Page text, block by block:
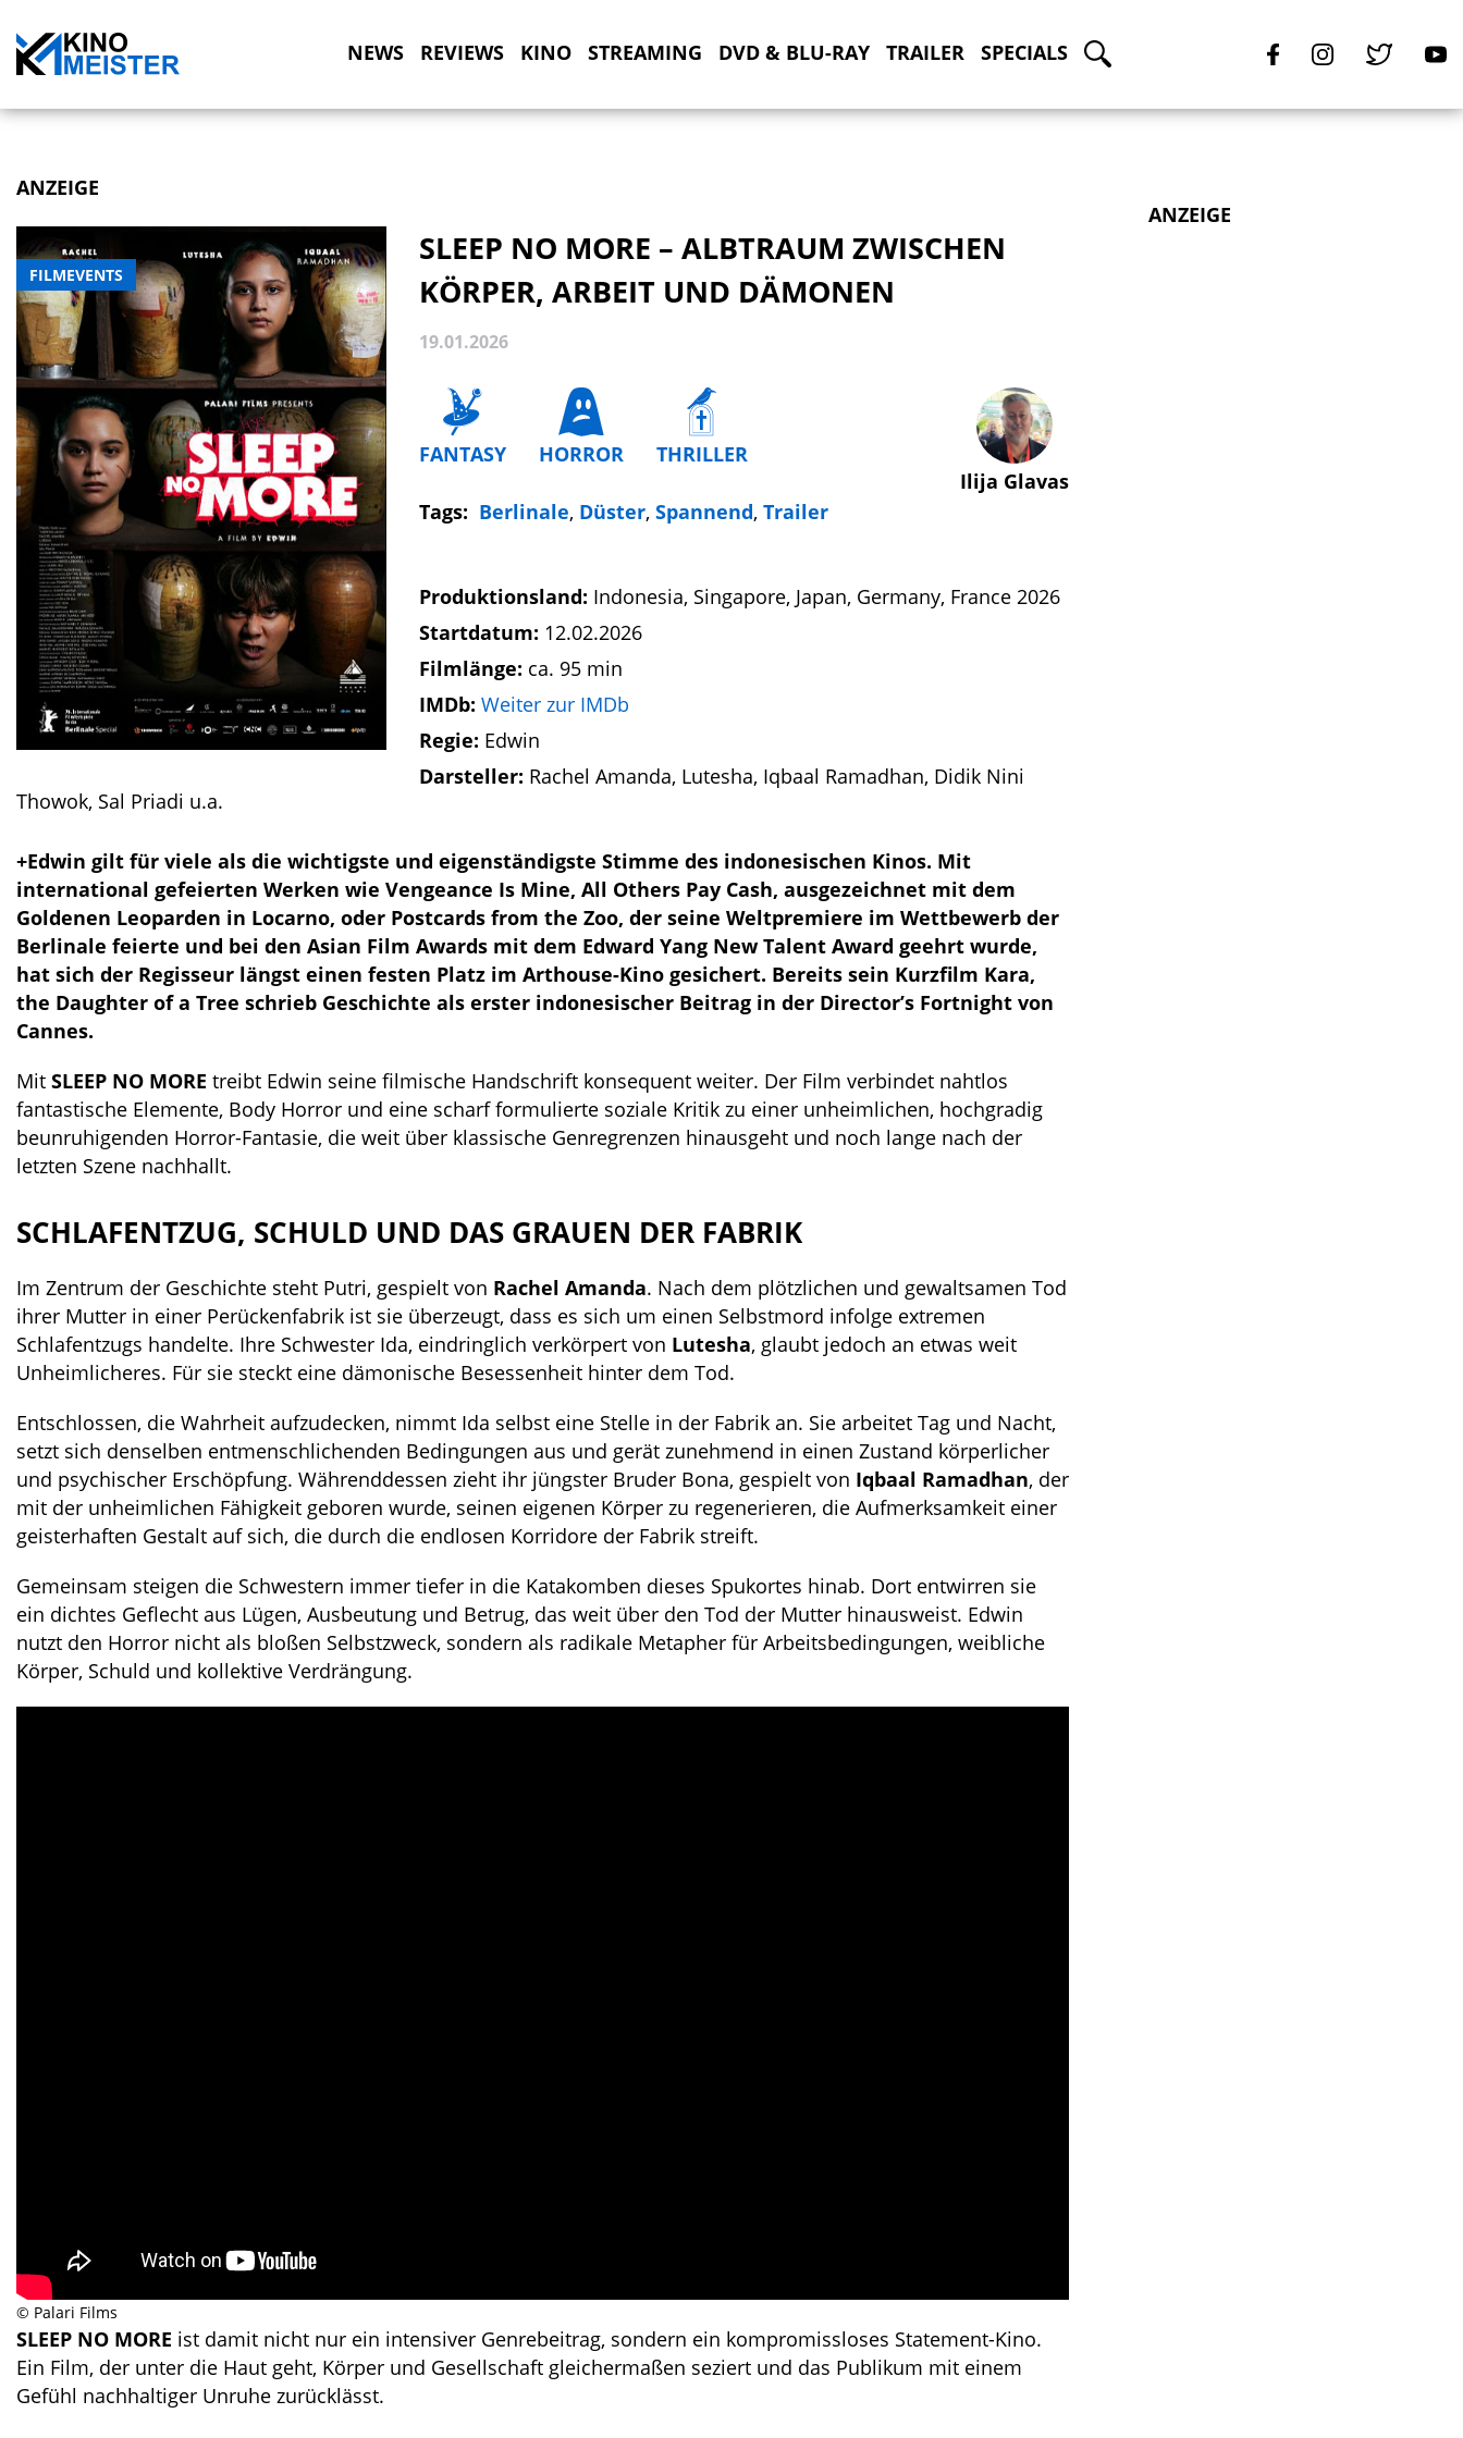
NEWS REVIEWS KINO STREAMING DVD & BLU-RAY TRAILER SPECIALS
ANZEIGE
FILMEVENTS
SLEEP NO MORE – ALBTRAUM ZWISCHEN
KÖRPER, ARBEIT UND DÄMONEN
19.01.2026
FANTASY HORROR THRILLER
Tags: Berlinale, Düster, Spannend, Trailer
Ilija Glavas
Produktionsland: Indonesia, Singapore, Japan, Germany, France 2026
Startdatum: 12.02.2026
Filmlänge: ca. 95 min
IMDb: Weiter zur IMDb
Regie: Edwin
Darsteller: Rachel Amanda, Lutesha, Iqbaal Ramadhan, Didik Nini
Thowok, Sal Priadi u.a.
+Edwin gilt für viele als die wichtigste und eigenständigste Stimme des indonesischen Kinos. Mit
international gefeierten Werken wie Vengeance Is Mine, All Others Pay Cash, ausgezeichnet mit dem
Goldenen Leoparden in Locarno, oder Postcards from the Zoo, der seine Weltpremiere im Wettbewerb der
Berlinale feierte und bei den Asian Film Awards mit dem Edward Yang New Talent Award geehrt wurde,
hat sich der Regisseur längst einen festen Platz im Arthouse-Kino gesichert. Bereits sein Kurzfilm Kara,
the Daughter of a Tree schrieb Geschichte als erster indonesischer Beitrag in der Director’s Fortnight von
Cannes.
Mit SLEEP NO MORE treibt Edwin seine filmische Handschrift konsequent weiter. Der Film verbindet nahtlos
fantastische Elemente, Body Horror und eine scharf formulierte soziale Kritik zu einer unheimlichen, hochgradig
beunruhigenden Horror-Fantasie, die weit über klassische Genregrenzen hinausgeht und noch lange nach der
letzten Szene nachhallt.
SCHLAFENTZUG, SCHULD UND DAS GRAUEN DER FABRIK
Im Zentrum der Geschichte steht Putri, gespielt von Rachel Amanda. Nach dem plötzlichen und gewaltsamen Tod
ihrer Mutter in einer Perückenfabrik ist sie überzeugt, dass es sich um einen Selbstmord infolge extremen
Schlafentzugs handelte. Ihre Schwester Ida, eindringlich verkörpert von Lutesha, glaubt jedoch an etwas weit
Unheimlicheres. Für sie steckt eine dämonische Besessenheit hinter dem Tod.
Entschlossen, die Wahrheit aufzudecken, nimmt Ida selbst eine Stelle in der Fabrik an. Sie arbeitet Tag und Nacht,
setzt sich denselben entmenschlichenden Bedingungen aus und gerät zunehmend in einen Zustand körperlicher
und psychischer Erschöpfung. Währenddessen zieht ihr jüngster Bruder Bona, gespielt von Iqbaal Ramadhan, der
mit der unheimlichen Fähigkeit geboren wurde, seinen eigenen Körper zu regenerieren, die Aufmerksamkeit einer
geisterhaften Gestalt auf sich, die durch die endlosen Korridore der Fabrik streift.
Gemeinsam steigen die Schwestern immer tiefer in die Katakomben dieses Spukortes hinab. Dort entwirren sie
ein dichtes Geflecht aus Lügen, Ausbeutung und Betrug, das weit über den Tod der Mutter hinausweist. Edwin
nutzt den Horror nicht als bloßen Selbstzweck, sondern als radikale Metapher für Arbeitsbedingungen, weibliche
Körper, Schuld und kollektive Verdrängung.
© Palari Films
SLEEP NO MORE ist damit nicht nur ein intensiver Genrebeitrag, sondern ein kompromissloses Statement-Kino.
Ein Film, der unter die Haut geht, Körper und Gesellschaft gleichermaßen seziert und das Publikum mit einem
Gefühl nachhaltiger Unruhe zurücklässt.
ANZEIGE